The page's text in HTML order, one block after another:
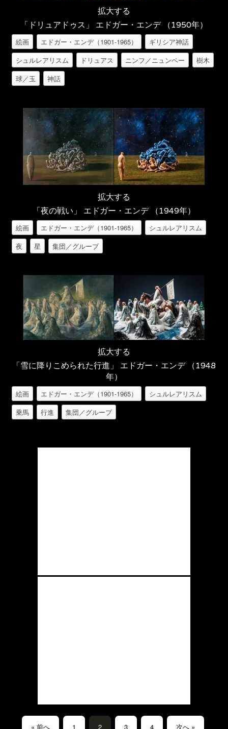
拡大する
「ドリュアドゥス」 エドガー・エンデ （1950年）
絵画 エドガー・エンデ（1901-1965）
ギリシア神話
シュルレアリスム
ドリュアス ニンフ／ニュンペー
樹木
球／玉
神話
拡大する
「夜の戦い」 エドガー・エンデ （1949年）
絵画 エドガー・エンデ（1901-1965）
シュルレアリスム
夜
星 集団／グループ
拡大する
「雪に降りこめられた行進」 エドガー・エンデ （1948
年）
絵画 エドガー・エンデ（1901-1965）
シュルレアリスム
乗馬
行進 集団／グループ
« 前へ 1 2 3 4 次へ »